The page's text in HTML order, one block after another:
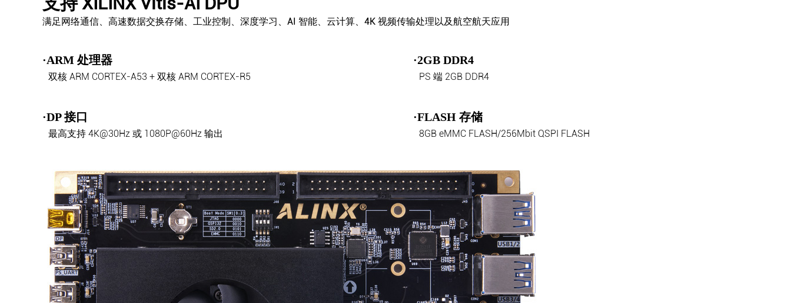
满足网络通信、高速数据交换存储、工业控制、深度学习、AI 智能、云计算、4K 视频传输处理以及航空航天应用
·ARM 处理器
双核 ARM CORTEX-A53 + 双核 ARM CORTEX-R5
·2GB DDR4
PS 端 2GB DDR4
·DP 接口
最高支持 4K@30Hz 或 1080P@60Hz 输出
·FLASH 存储
8GB eMMC FLASH/256Mbit QSPI FLASH